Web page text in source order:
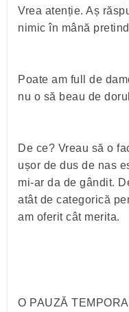
Vrea atenție. Aș
nimic în mână
Poate am full de
nu o să beau de
De ce? Vreau să o
ușor de dus de nas
mi-ar da de gândit.
atât de categorică
am oferit cât merita.
O PAUZĂ